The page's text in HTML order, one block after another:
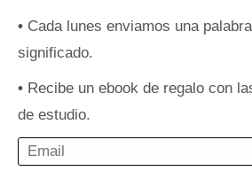
• Cada lunes enviamos una
significado.
• Recibe un ebook de regalo con
de estudio.